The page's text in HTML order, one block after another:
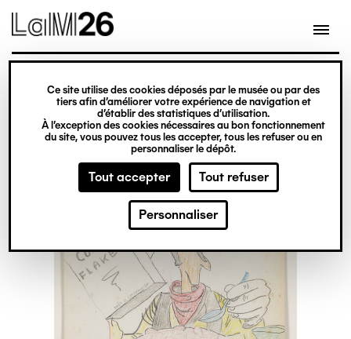
Gestion des cookies
Ce site utilise des cookies déposés par le musée ou par des
tiers afin d’améliorer votre expérience de navigation et
d’établir des statistiques d’utilisation.
À l’exception des cookies nécessaires au bon fonctionnement
du site, vous pouvez tous les accepter, tous les refuser ou en
personnaliser le dépôt.
Tout accepter Tout refuser
Personnaliser
contenu